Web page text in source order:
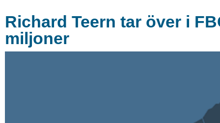
Richard Teern tar över i
miljoner